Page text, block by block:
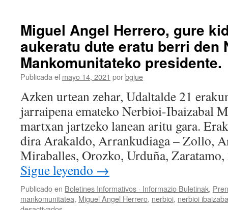
Ángel
Herrero,
elegido
por
de
la
recién
creada
Nerbioi-
Ibaizabal.
Miguel Angel Herrero, gure
aukeratu dute eratu berri den
Mankomunitateko presidente.
Publicada el mayo 14, 2021 porbgjue
Azken urtean zehar, Udaltalde 21
jarraipena emateko Nerbioi-Ibaizabal
martxan jartzeko lanean aritu gara.
dira Arakaldo, Arrankudiaga – Zollo,
Miraballes, Orozko, Urduña,
Sigue leyendo →
Publicado en Boletines Informativos · Informazio Buletinak,
mankomunitatea, Miguel Angel Herrero, nerbioi, nerbioi